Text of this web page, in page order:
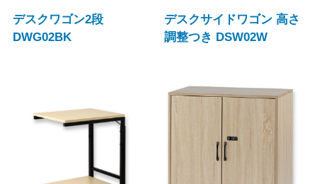
デスクワゴン2段
DWG02BK
デスクサイドワゴン 高さ
調整つき DSW02W